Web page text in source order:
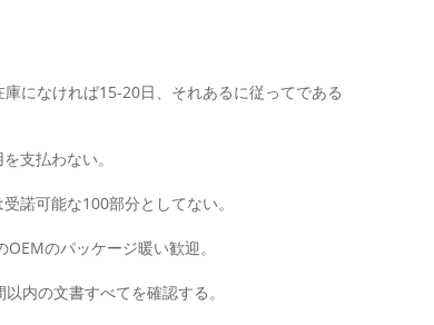
になければ15-20日、それあるに従ってである
支払わない。
諾可能な100部分としてない。
のパッケージ暖い歓迎。
内の文書すべてを確認する。